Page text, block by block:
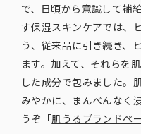
で、日頃から意識して補
す保湿スキンケアでは、
う、従来品に引き続き、
ます。加えて、それらを
した成分で包みました。
みやかに、まんべんなく
うぞ「肌うるブランドペ